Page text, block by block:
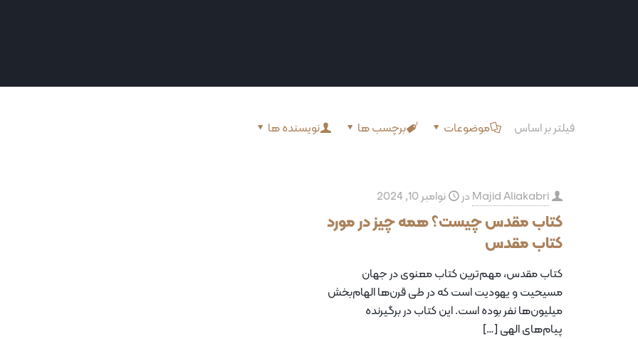
فیلتر بر اساس موضوعات برچسب ها نویسنده ها
Majid Aliakabriدر نوامبر 10, 2024
کتاب مقدس چیست؟ همه چیز در مورد
کتاب مقدس
کتاب مقدس، مهم‌ترین کتاب معنوی در جهان
مسیحیت و یهودیت است که در طی قرن‌ها الهام‌بخش
میلیون‌ها نفر بوده است. این کتاب در برگیرنده
پیام‌های الهی[…]